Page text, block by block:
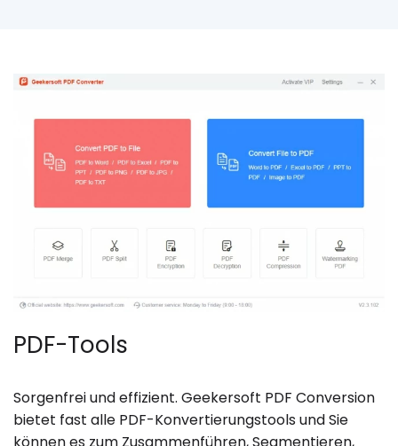
PDF-Tools
Sorgenfrei und effizient. Geekersoft PDF Conversion
bietet fast alle PDF-Konvertierungstools und Sie